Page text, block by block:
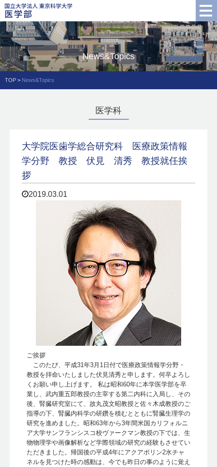
News&Topics
TOP > News&Topics
医学科
大学院医歯学総合研究科 医療政策情報
学分野 教授 伏見 清秀 教授就任挨
拶
2019.03.01
ご挨拶
このたび、平成31年3月1日付で医療政策情報学分野・
教授を拝命いたしました伏見清秀と申します。何卒よろし
くお願い申し上げます。 私は昭和60年に本学医学部を卒
業し、武内重五郎教授の主宰する第二内科に入局し、その
後、腎臓研究室にて、故丸茂文昭教授と佐々木成教授のご
指導の下、腎臓内科学の研鑽を積むとともに腎臓生理学の
研究を進めました。昭和63年から3年間米国カリフォルニ
ア大学サンフランシスコ校ヴァークマン教授の下では、生
物物理学や画像解析など学際領域の研究の経験もさせてい
ただきました。帰国後の平成4年にアクアポリン2水チャ
ネルを見つけた時の感動は、今でも昨日の事のように覚え